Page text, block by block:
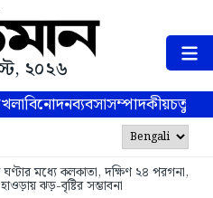
২০২৬
বিনোদনব্যবসাসম্পাদকীয়
মধ্যে কলকাতা, দক্ষিণ ২৪ পরগনা,
হাওড়ায় ঝড়-বৃষ্টির সম্ভাবনা